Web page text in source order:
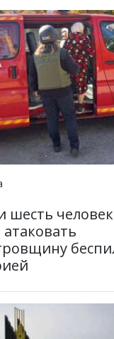
шесть